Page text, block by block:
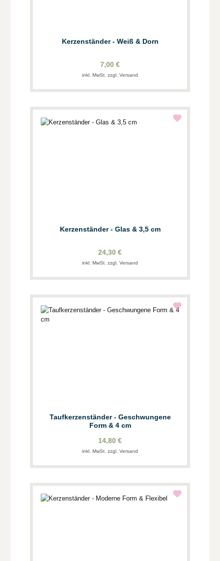
Kerzenständer - Weiß & Dorn
7,00 €
inkl. MwSt. zzgl. Versand
Kerzenständer - Glas & 3,5 cm
24,30 €
inkl. MwSt. zzgl. Versand
Taufkerzenständer - Geschwungene
Form & 4 cm
14,80 €
inkl. MwSt. zzgl. Versand